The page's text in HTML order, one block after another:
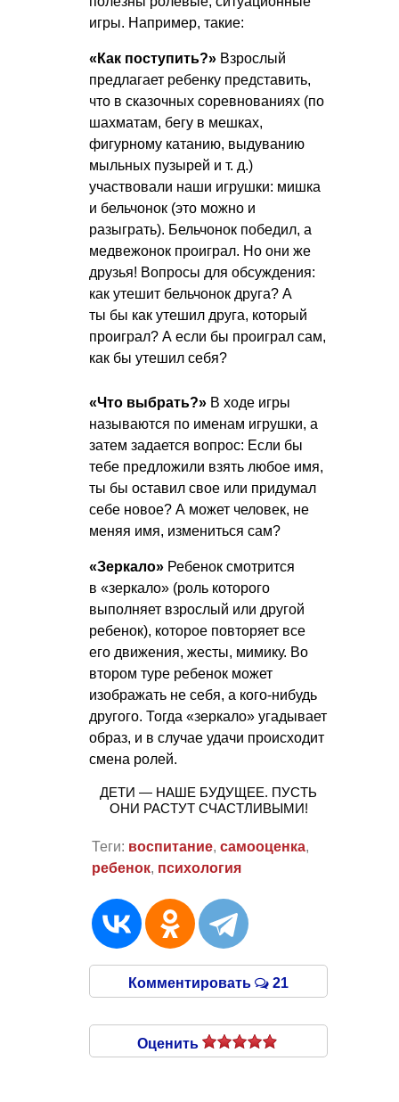
игры. Например, такие:
«Как поступить?» Взрослый
предлагает ребенку представить,
что в сказочных соревнованиях (по
шахматам, бегу в мешках,
фигурному катанию, выдуванию
мыльных пузырей и т. д.)
участвовали наши игрушки: мишка
и бельчонок (это можно и
разыграть). Бельчонок победил, а
медвежонок проиграл. Но они же
друзья! Вопросы для обсуждения:
как утешит бельчонок друга? А
ты бы как утешил друга, который
проиграл? А если бы проиграл сам,
как бы утешил себя?
«Что выбрать?» В ходе игры
называются по именам игрушки, а
затем задается вопрос: Если бы
тебе предложили взять любое имя,
ты бы оставил свое или придумал
себе новое? А может человек, не
меняя имя, измениться сам?
«Зеркало» Ребенок смотрится
в «зеркало» (роль которого
выполняет взрослый или другой
ребенок), которое повторяет все
его движения, жесты, мимику. Во
втором туре ребенок может
изображать не себя, а кого-нибудь
другого. Тогда «зеркало» угадывает
образ, и в случае удачи происходит
смена ролей.
ДЕТИ — НАШЕ БУДУЩЕЕ. ПУСТЬ
ОНИ РАСТУТ СЧАСТЛИВЫМИ!
Теги: воспитание, самооценка,
ребенок, психология
Комментировать 21
Оценить